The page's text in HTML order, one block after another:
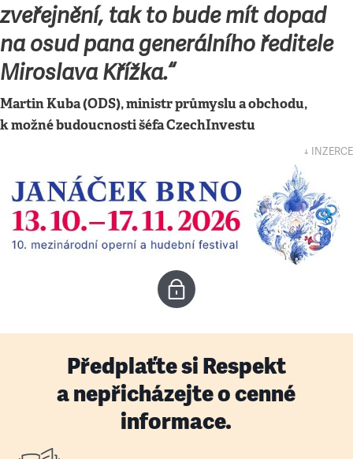
zveřejnění, tak to bude mít dopad
na osud pana generálního ředitele
Miroslava Křížka.“
Martin Kuba (ODS), ministr průmyslu a obchodu,
k možné budoucnosti šéfa CzechInvestu
↓ INZERCE
Předplaťte si Respekt
a nepřicházejte o cenné
informace.